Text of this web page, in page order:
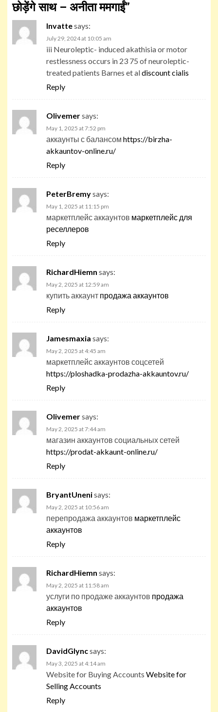
छोड़ेंगे साथ – अनीता ममगाईं”
Invattesays:
July 29, 2024 at 10:05 am
iii Neuroleptic- induced akathisia or motor
restlessness occurs in 23 75 of neuroleptic-
treated patients Barnes et aldiscount cialis
Reply
Olivemersays:
May 1, 2025 at 7:52 pm
аккаунты с балансом https://birzha-
akkauntov-online.ru/
Reply
PeterBremysays:
May 1, 2025 at 11:15 pm
маркетплейс аккаунтов маркетплейс для
реселлеров
Reply
RichardHiemn says:
May 2, 2025 at 12:59 am
купить аккаунт продажа аккаунтов
Reply
Jamesmaxia says:
May 2, 2025 at 4:45 am
маркетплейс аккаунтов соцсетей
https://ploshadka-prodazha-akkauntov.ru/
Reply
Olivemersays:
May 2, 2025 at 7:44 am
магазин аккаунтов социальных сетей
https://prodat-akkaunt-online.ru/
Reply
BryantUnenisays:
May 2, 2025 at 10:56 am
перепродажа аккаунтов маркетплейс
аккаунтов
Reply
RichardHiemn says:
May 2, 2025 at 11:58 am
услуги по продаже аккаунтов продажа
аккаунтов
Reply
DavidGlyncsays:
May 3, 2025 at 4:14 am
Website for Buying Accounts Website for
Selling Accounts
Reply